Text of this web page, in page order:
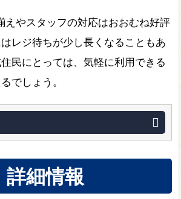
えやスタッフの対応はおおむね好評
レジ待ちが少し長くなることもあ
民にとっては、気軽に利用できる
でしょう。
詳細情報